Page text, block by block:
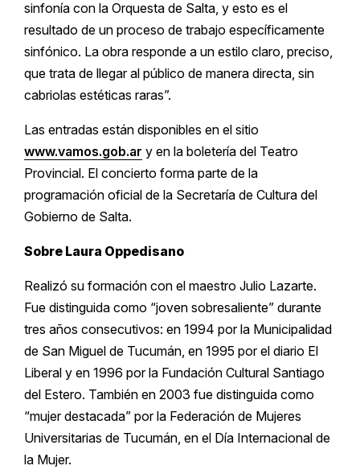
sinfonía con la Orquesta de Salta, y esto es el
resultado de un proceso de trabajo específicamente
sinfónico. La obra responde a un estilo claro, preciso,
que trata de llegar al público de manera directa, sin
cabriolas estéticas raras”.
Las entradas están disponibles en el sitio
www.vamos.gob.ar y en la boletería del Teatro
Provincial. El concierto forma parte de la
programación oficial de la Secretaría de Cultura del
Gobierno de Salta.
Sobre Laura Oppedisano
Realizó su formación con el maestro Julio Lazarte.
Fue distinguida como “joven sobresaliente” durante
tres años consecutivos: en 1994 por la Municipalidad
de San Miguel de Tucumán, en 1995 por el diario El
Liberal y en 1996 por la Fundación Cultural Santiago
del Estero. También en 2003 fue distinguida como
“mujer destacada” por la Federación de Mujeres
Universitarias de Tucumán, en el Día Internacional de
la Mujer.